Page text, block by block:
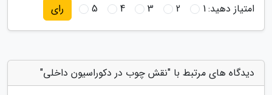
امتیاز دهید:1
2
3
4
5 رای
دیدگاه های مرتبط با "نقش چوب در دکوراسیون داخلی"